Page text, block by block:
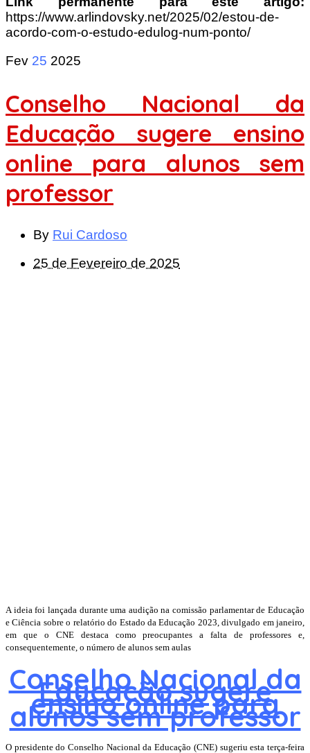
https://www.arlindovsky.net/2025/02/estou-de-
acordo-com-o-estudo-edulog-num-ponto/
Fev 25 2025
Conselho Nacional da
Educação sugere ensino
online para alunos sem
professor
By Rui Cardoso
25 de Fevereiro de 2025
A ideia foi lançada durante uma audição na comissão parlamentar de Educação
e Ciência sobre o relatório do Estado da Educação 2023, divulgado em janeiro,
em que o CNE destaca como preocupantes a falta de professores e,
consequentemente, o número de alunos sem aulas
Conselho Nacional da
Educação sugere
ensino online para
alunos sem professor
O presidente do Conselho Nacional da Educação (CNE) sugeriu esta terça-feira